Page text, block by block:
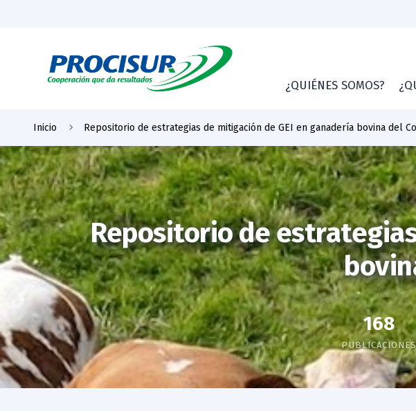
¿QUIÉNES SOMOS?
Inicio Repositorio de estrategias de mitigación de GEI en ganadería bovina del
Repositorio de
168
PUBLICACIONES